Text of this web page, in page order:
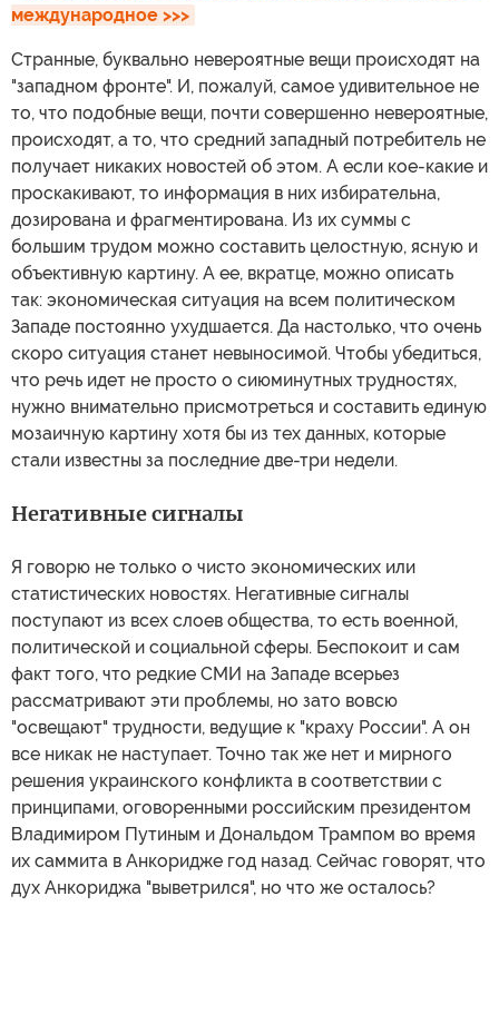
международное >>>
Странные, буквально невероятные вещи происходят на
"западном фронте". И, пожалуй, самое удивительное не
то, что подобные вещи, почти совершенно невероятные,
происходят, а то, что средний западный потребитель не
получает никаких новостей об этом. А если кое-какие и
проскакивают, то информация в них избирательна,
дозирована и фрагментирована. Из их суммы с
большим трудом можно составить целостную, ясную и
объективную картину. А ее, вкратце, можно описать
так: экономическая ситуация на всем политическом
Западе постоянно ухудшается. Да настолько, что очень
скоро ситуация станет невыносимой. Чтобы убедиться,
что речь идет не просто о сиюминутных трудностях,
нужно внимательно присмотреться и составить единую
мозаичную картину хотя бы из тех данных, которые
стали известны за последние две-три недели.
Негативные сигналы
Я говорю не только о чисто экономических или
статистических новостях. Негативные сигналы
поступают из всех слоев общества, то есть военной,
политической и социальной сферы. Беспокоит и сам
факт того, что редкие СМИ на Западе всерьез
рассматривают эти проблемы, но зато вовсю
"освещают" трудности, ведущие к "краху России". А он
все никак не наступает. Точно так же нет и мирного
решения украинского конфликта в соответствии с
принципами, оговоренными российским президентом
Владимиром Путиным и Дональдом Трампом во время
их саммита в Анкоридже год назад. Сейчас говорят, что
дух Анкориджа "выветрился", но что же осталось?